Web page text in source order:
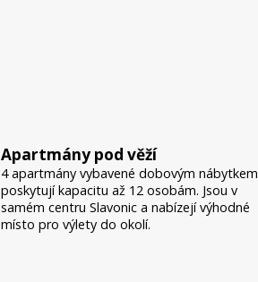
Apartmány pod věží
4 apartmány vybavené dobovým nábytkem
poskytují kapacitu až 12 osobám. Jsou v
samém centru Slavonic a nabízejí výhodné
místo pro výlety do okolí.